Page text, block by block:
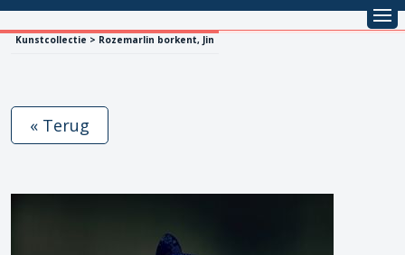
Kunstcollectie > Rozemarlin borkent, Jin
« Terug